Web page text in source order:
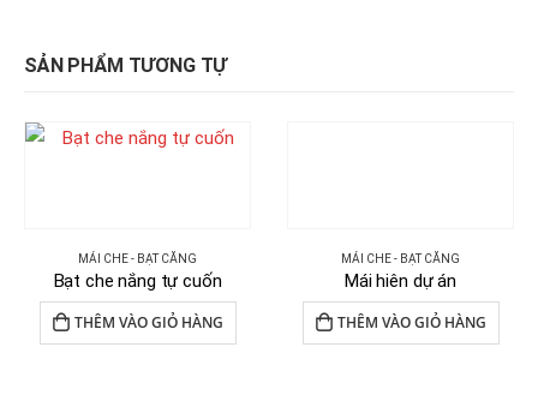
SẢN PHẨM TƯƠNG TỰ
MÁI CHE - BẠT CĂNG
Bạt che nắng tự cuốn
THÊM VÀO GIỎ HÀNG
MÁI CHE - BẠT CĂNG
Mái hiên dự án
THÊM VÀO GIỎ HÀNG